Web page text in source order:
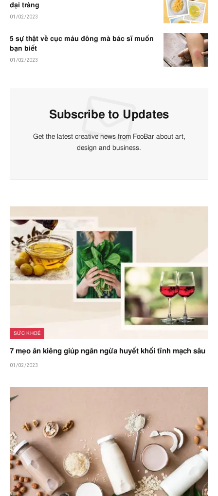
đại tràng
01/02/2023
5 sự thật về cục máu đông mà bác sĩ muốn
bạn biết
01/02/2023
Subscribe to Updates
Get the latest creative news from FooBar about art,
design and business.
SỨC KHOẺ
7 mẹo ăn kiêng giúp ngăn ngừa huyết khối tĩnh mạch sâu
01/02/2023